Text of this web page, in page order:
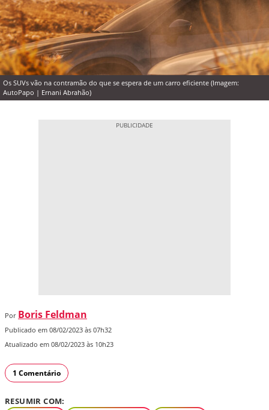
Os SUVs vão na contramão do que se espera de um carro eficiente (Imagem:
AutoPapo | Ernani Abrahão)
Por Boris Feldman
Publicado em 08/02/2023 às 07h32
Atualizado em 08/02/2023 às 10h23
1 Comentário
RESUMIR COM: